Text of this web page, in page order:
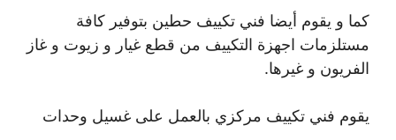
كما و يقوم أيضا فني تكييف حطين بتوفير كافة
مستلزمات اجهزة التكييف من قطع غيار و زيوت و غاز
الفريون و غيرها.
يقوم فني تكييف مركزي بالعمل على غسيل وحدات